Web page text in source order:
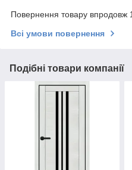
Повернення товару впродовж
Всі умови повернення
Подібні товари компанії